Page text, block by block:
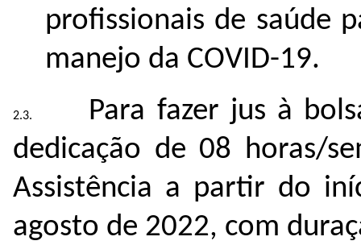
profissionais de saúde
manejo da COVID-19.
Para fazer jus à
dedicação de 08 horas/
Assistência a partir do
agosto de 2022, com